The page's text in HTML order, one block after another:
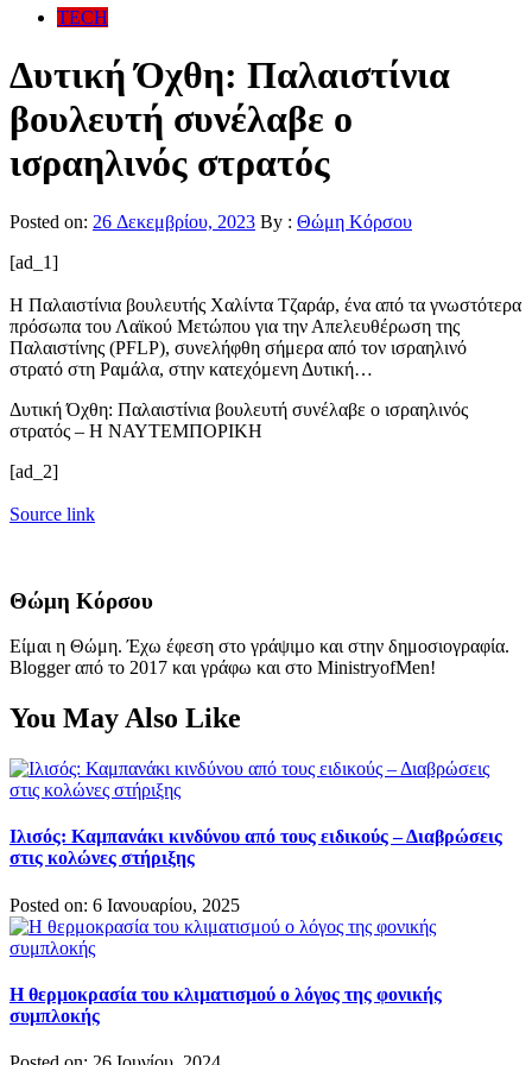
TECH
Δυτική Όχθη: Παλαιστίνια
βουλευτή συνέλαβε ο
ισραηλινός στρατός
Posted on: 26 Δεκεμβρίου, 2023 By : Θώμη Κόρσου
[ad_1]
Η Παλαιστίνια βουλευτής Χαλίντα Τζαράρ, ένα από τα γνωστότερα
πρόσωπα του Λαϊκού Μετώπου για την Απελευθέρωση της
Παλαιστίνης (PFLP), συνελήφθη σήμερα από τον ισραηλινό
στρατό στη Ραμάλα, στην κατεχόμενη Δυτική…
Δυτική Όχθη: Παλαιστίνια βουλευτή συνέλαβε ο ισραηλινός
στρατός – Η ΝΑΥΤΕΜΠΟΡΙΚΗ
[ad_2]
Source link
Θώμη Κόρσου
Είμαι η Θώμη. Έχω έφεση στο γράψιμο και στην δημοσιογραφία.
Blogger από το 2017 και γράφω και στο MinistryofMen!
You May Also Like
Ιλισός: Καμπανάκι κινδύνου από τους ειδικούς – Διαβρώσεις
στις κολώνες στήριξης
Posted on: 6 Ιανουαρίου, 2025
Η θερμοκρασία του κλιματισμού ο λόγος της φονικής
συμπλοκής